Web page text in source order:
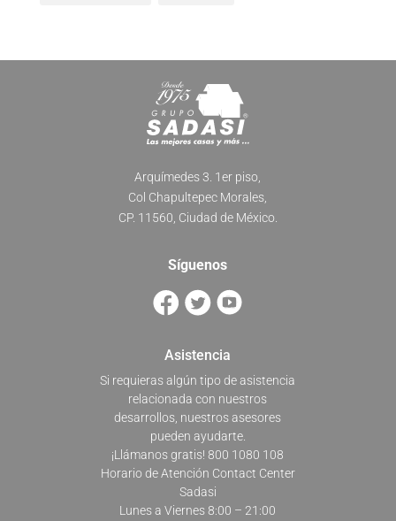
Arquímedes 3. 1er piso,
Col Chapultepec Morales,
CP. 11560, Ciudad de México.
Síguenos
Asistencia
Si requieras algún tipo de asistencia
relacionada con nuestros
desarrollos, nuestros asesores
pueden ayudarte.
¡Llámanos gratis! 800 1080 108
Horario de Atención Contact Center
Sadasi
Lunes a Viernes 8:00 – 21:00